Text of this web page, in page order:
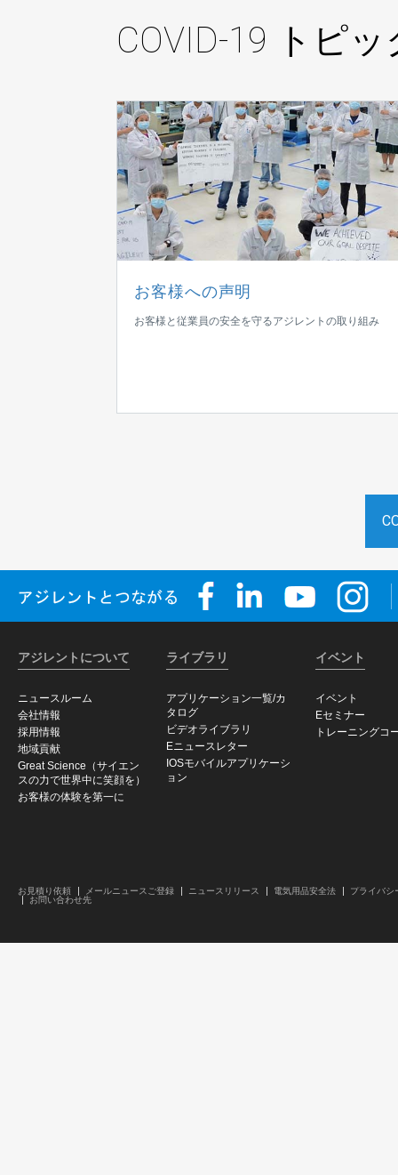
COVID-19 トピッ
お客様への声明
お客様と従業員の安全を守るアジレントの取り組み
アジレントについて
ニュースルーム
会社情報
採用情報
地域貢献
Great Science（サイエン
スの力で世界中に笑顔を）
お客様の体験を第一に
ライブラリ
アプリケーション一覧/カ
タログ
ビデオライブラリ
Eニュースレター
IOSモバイルアプリケーシ
ョン
イベント
イベント
Eセミナー
トレーニングコ
お見積り依頼 メールニュースご登録 ニュースリリース 電気用品安全法
プライバシ
お問い合わせ先